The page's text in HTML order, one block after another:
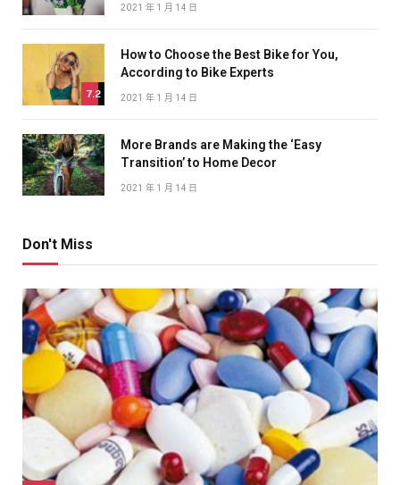
2021 年 1 月 14 日
7.2
How to Choose the Best Bike for You,
According to Bike Experts
2021 年 1 月 14 日
More Brands are Making the ‘Easy
Transition’ to Home Decor
2021 年 1 月 14 日
Don't Miss